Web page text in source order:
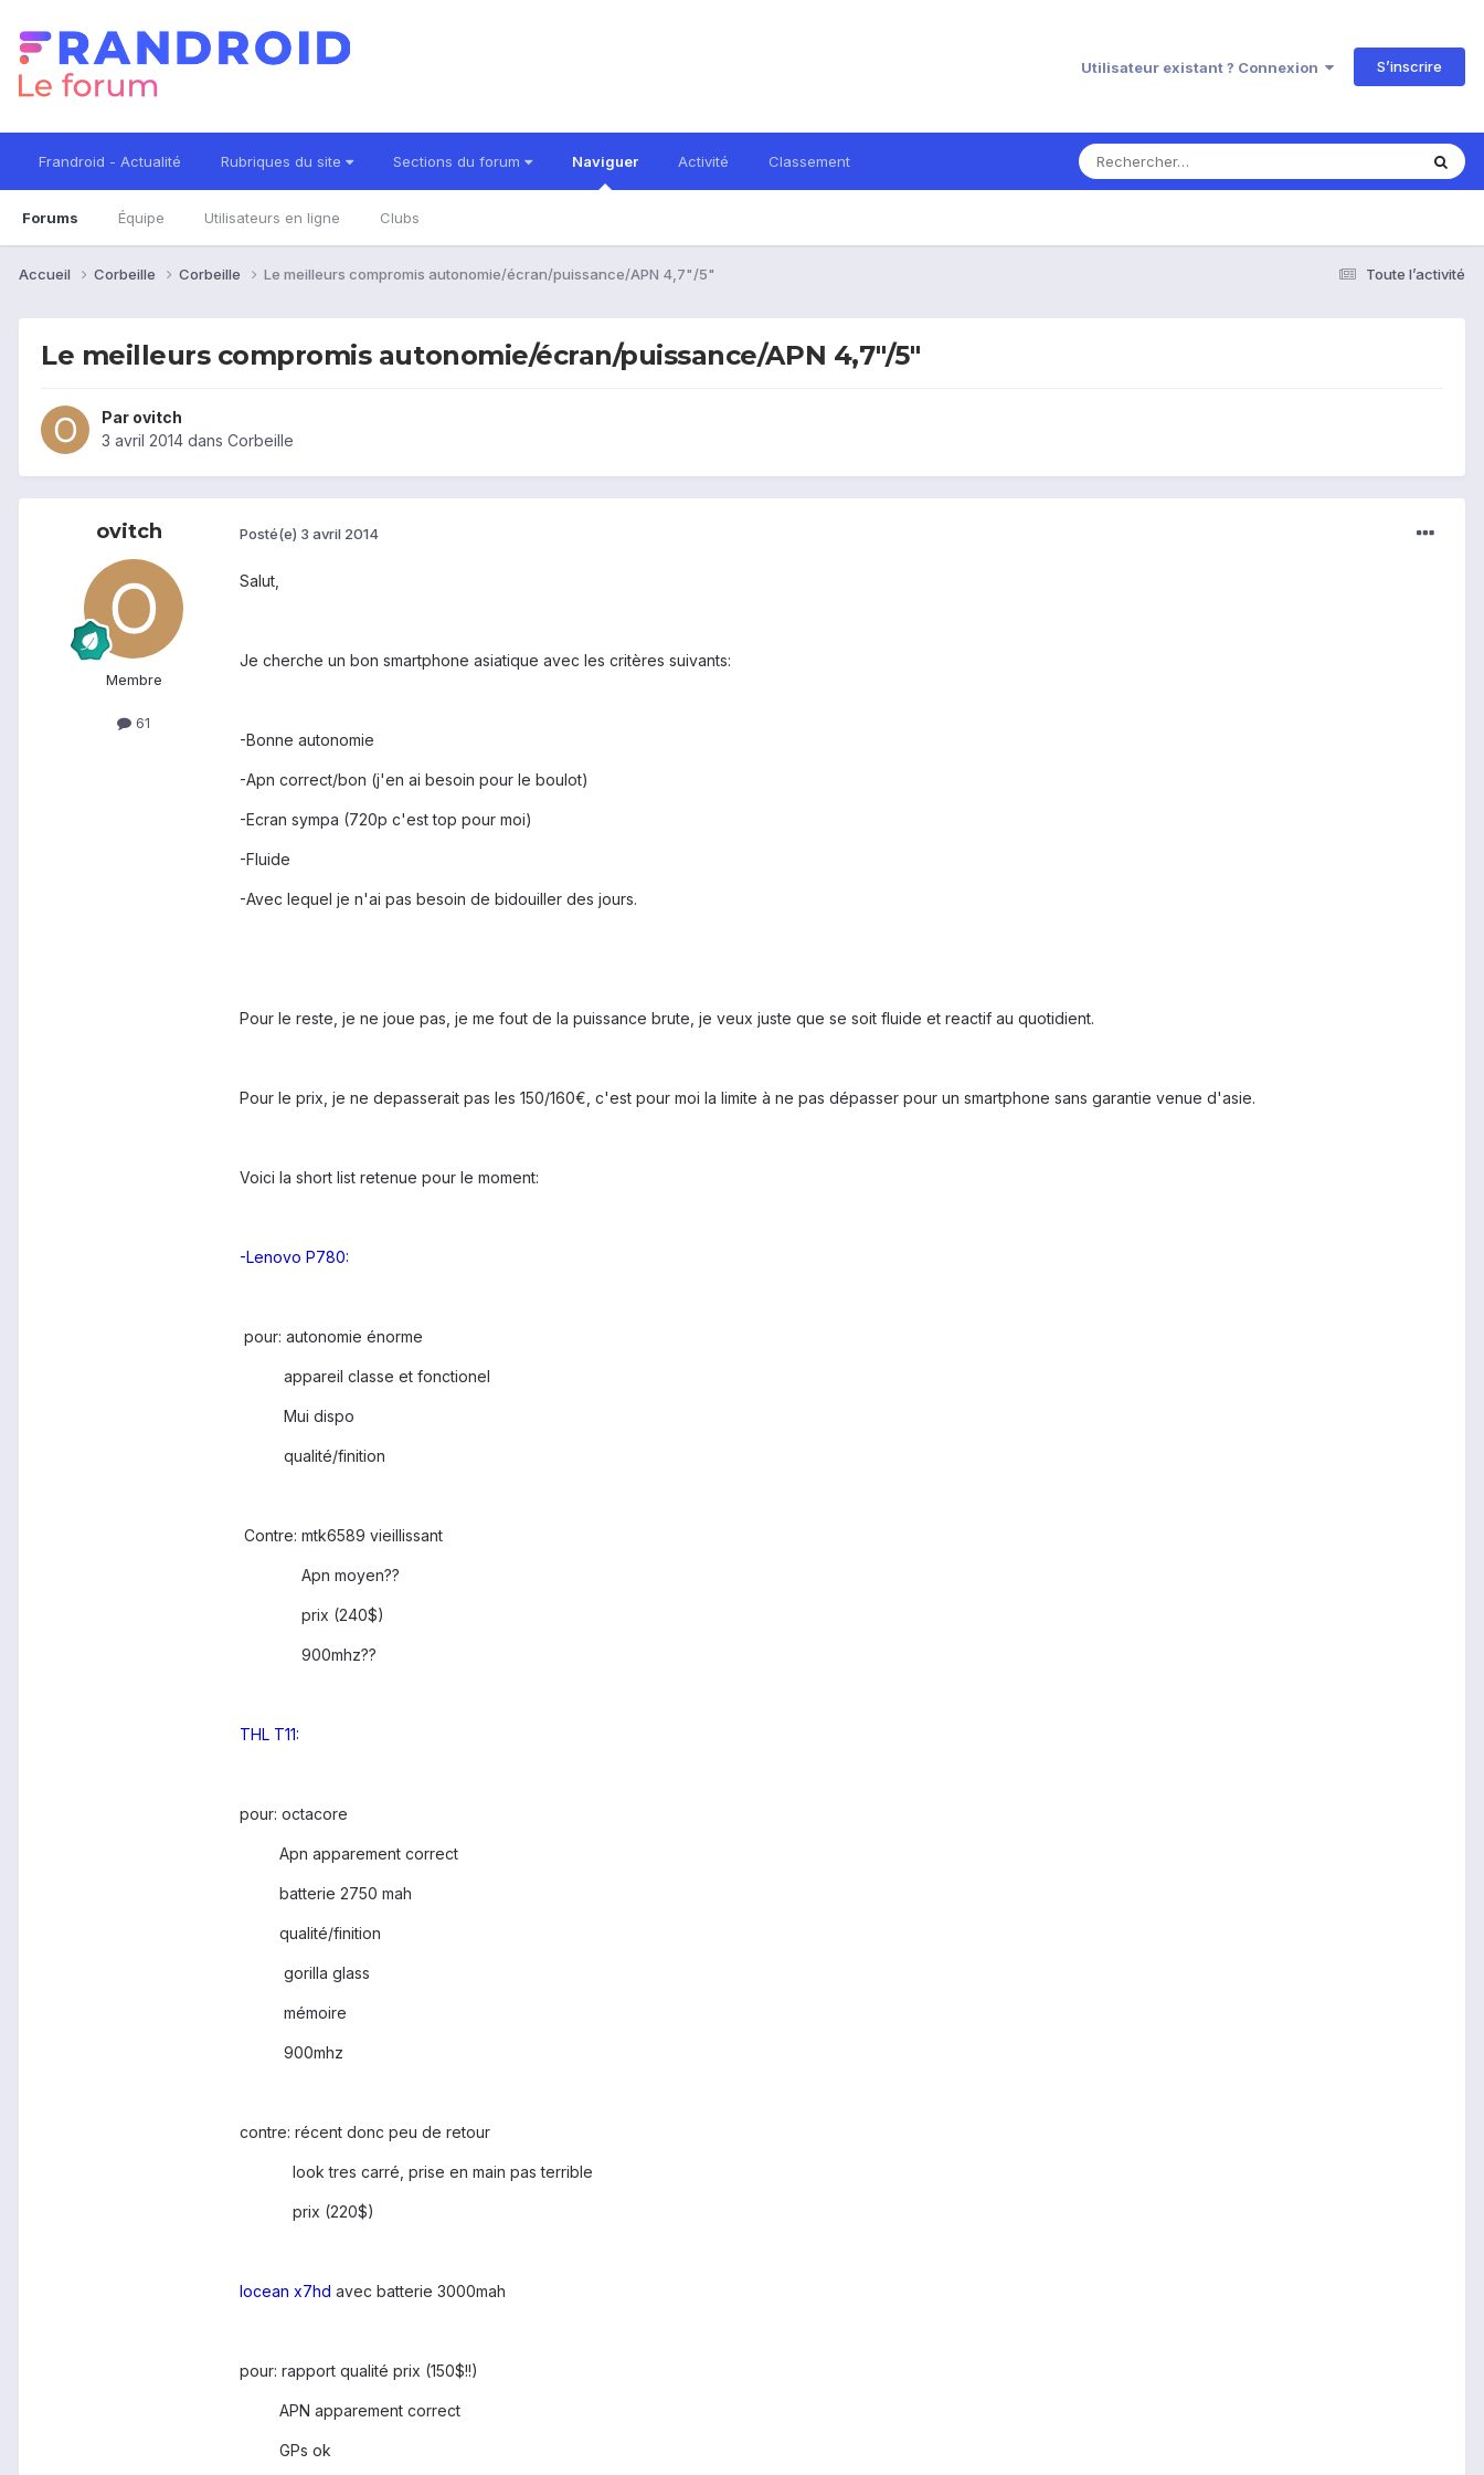
Utilisateur existant ? Connexion S’inscrire
Frandroid - Actualité Rubriques du site Sections du forum Naviguer
Forums Équipe Utilisateurs en ligne Clubs
Activité Classement
Toute l’activité
Accueil Corbeille Corbeille Le meilleurs compromis autonomie/écran/puissance/APN 4,7"/5"
Le meilleurs compromis autonomie/écran/puissance/APN 4,7"/5"
Par ovitch
3 avril 2014 dans Corbeille
ovitch
Membre
61
Posté(e) 3 avril 2014
Salut,
Je cherche un bon smartphone asiatique avec les critères suivants:
-Bonne autonomie
-Apn correct/bon (j'en ai besoin pour le boulot)
-Ecran sympa (720p c'est top pour moi)
-Fluide
-Avec lequel je n'ai pas besoin de bidouiller des jours.
Pour le reste, je ne joue pas, je me fout de la puissance brute, je veux juste que se soit fluide et reactif au quotidient.
Pour le prix, je ne depasserait pas les 150/160€, c'est pour moi la limite à ne pas dépasser pour un smartphone sans garantie venue d'asie.
Voici la short list retenue pour le moment:
-Lenovo P780:
pour: autonomie énorme
appareil classe et fonctionel
Mui dispo
qualité/finition
Contre: mtk6589 vieillissant
Apn moyen??
prix (240$)
900mhz??
THL T11:
pour: octacore
Apn apparement correct
batterie 2750 mah
qualité/finition
gorilla glass
mémoire
900mhz
contre: récent donc peu de retour
look tres carré, prise en main pas terrible
prix (220$)
Iocean x7hd avec batterie 3000mah
pour: rapport qualité prix (150$!!)
APN apparement correct
GPs ok